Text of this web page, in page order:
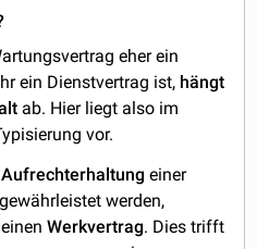
eher ein
ein Dienstvertrag ist, hängt
ab. Hier liegt also im
vor.
Aufrechterhaltung einer
gewährleistet werden,
einenWerkvertrag. Dies trifft